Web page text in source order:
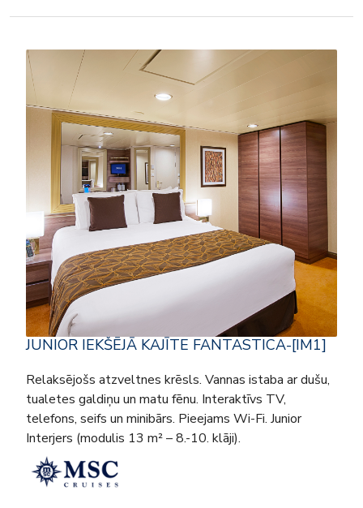
JUNIOR IEKŠĒJĀ KAJĪTE FANTASTICA-[IM1]
Relaksējošs atzveltnes krēsls. Vannas istaba ar dušu,
tualetes galdiņu un matu fēnu. Interaktīvs TV,
telefons, seifs un minibārs. Pieejams Wi-Fi. Junior
Interjers (modulis 13 m² – 8.-10. klāji).